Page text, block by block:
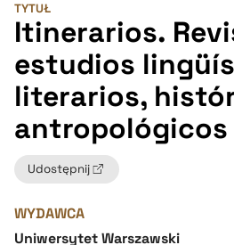
TYTUŁ
Itinerarios.
estudios
literarios,
antropológicos
Udostępnij
WYDAWCA
Uniwersytet Warszawski